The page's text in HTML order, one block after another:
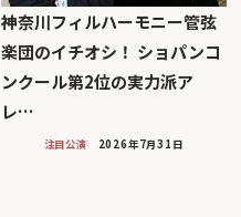
神奈川フィルハーモニー管弦
楽団のイチオシ！ ショパンコ
ンクール第2位の実力派ア
レ…
注目公演 2026年7月31日